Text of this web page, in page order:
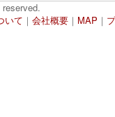
いて ｜ 会社概要 ｜ MAP ｜